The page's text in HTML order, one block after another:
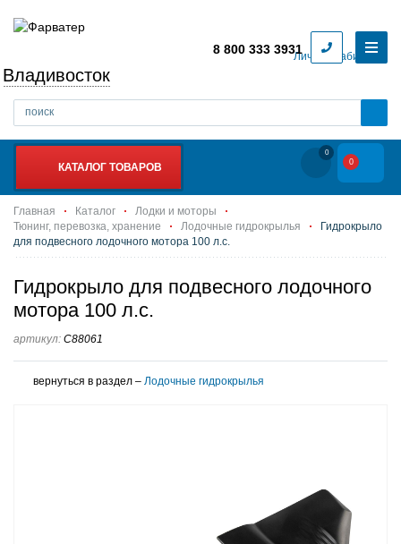
Личный кабинет
Владивосток
8 800 333 3931
КАТАЛОГ ТОВАРОВ
0
0
Главная Каталог
Лодки и моторы
Тюнинг, перевозка, хранение
Лодочные гидрокрылья
Гидрокрыло
для подвесного лодочного мотора 100 л.с.
Гидрокрыло для подвесного лодочного
мотора 100 л.с.
артикул: C88061
вернуться в раздел – Лодочные гидрокрылья